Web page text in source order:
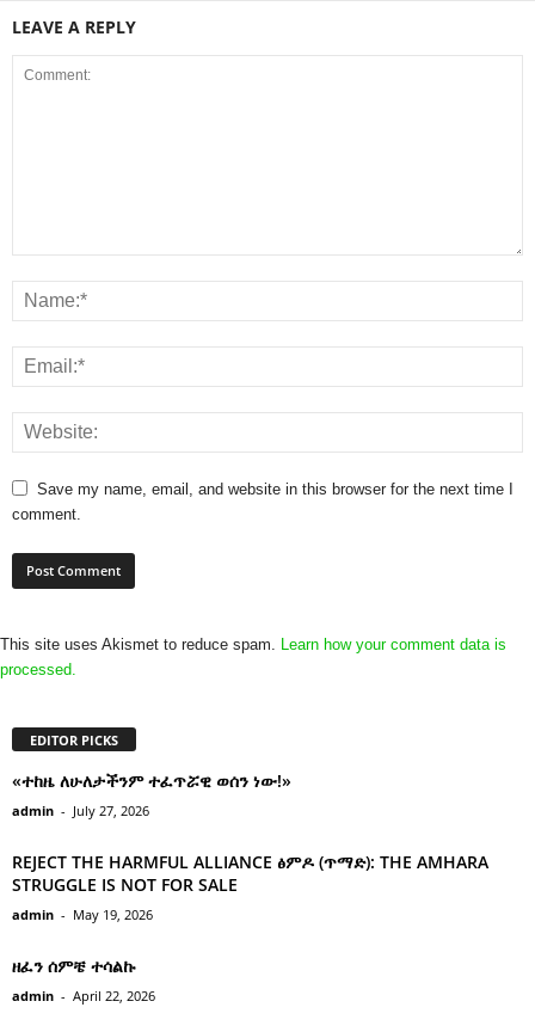
LEAVE A REPLY
Save my name, email, and website in this browser for the next time I
comment.
This site uses Akismet to reduce spam.
Learn how your comment data is
processed.
EDITOR PICKS
«ተከዜ ለሁለታችንም ተፈጥሯዊ ወሰን ነው!»
admin - July 27, 2026
REJECT THE HARMFUL ALLIANCE ፅምዶ (ጥማድ): THE AMHARA
STRUGGLE IS NOT FOR SALE
admin - May 19, 2026
ዘፈን ሰምቼ ተሳልኩ
admin - April 22, 2026